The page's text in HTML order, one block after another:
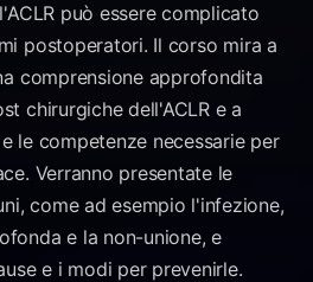
può essere complicato
postoperatori. Il corso mira a
comprensione approfondita
chirurgiche dell'ACLR e a
le competenze necessarie per
Verranno presentate le
come ad esempio l'infezione,
e la non-unione, e
e i modi per prevenirle.